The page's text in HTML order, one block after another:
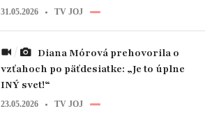
31.05.2026 TV JOJ
vzťahoch po päťdesiatke: „Je to úplne
INÝ svet!“
23.05.2026 TV JOJ